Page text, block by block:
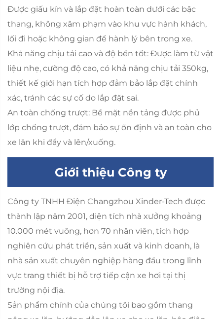
Được giấu kín và lắp đặt hoàn toàn dưới các bậc
thang, không xâm phạm vào khu vực hành khách,
lối đi hoặc không gian để hành lý bên trong xe.
Khả năng chịu tải cao và độ bền tốt: Được làm từ vật
liệu nhẹ, cường độ cao, có khả năng chịu tải 350kg,
thiết kế giới hạn tích hợp đảm bảo lắp đặt chính
xác, tránh các sự cố do lắp đặt sai.
An toàn chống trượt: Bề mặt nền tảng được phủ
lớp chống trượt, đảm bảo sự ổn định và an toàn cho
xe lăn khi đẩy và lên/xuống.
Giới thiệu Công ty
Công ty TNHH Điện Changzhou Xinder-Tech được
thành lập năm 2001, diện tích nhà xưởng khoảng
10.000 mét vuông, hơn 70 nhân viên, tích hợp
nghiên cứu phát triển, sản xuất và kinh doanh, là
nhà sản xuất chuyên nghiệp hàng đầu trong lĩnh
vực trang thiết bị hỗ trợ tiếp cận xe hơi tại thị
trường nội địa.
Sản phẩm chính của chúng tôi bao gồm thang